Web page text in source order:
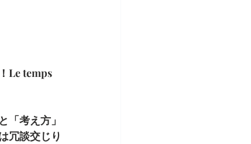
Le temps
「考え方」
冗談交じり